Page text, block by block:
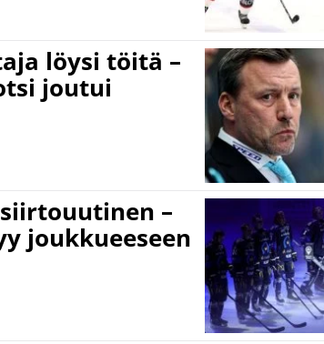
löysi töitä –
joutui
–
joukkueeseen